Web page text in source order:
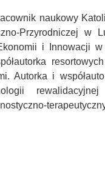
naukowy
Przyrodniczej w
i Innowacji
Autorka i